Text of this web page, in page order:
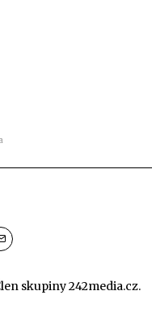
skupiny242media.cz.